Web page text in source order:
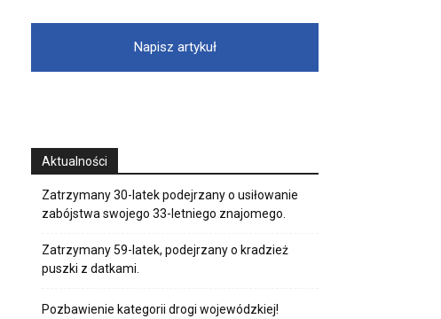
Napisz artykuł
Aktualności
Zatrzymany 30-latek podejrzany o usiłowanie
zabójstwa swojego 33-letniego znajomego.
Zatrzymany 59-latek, podejrzany o kradzież
puszki z datkami.
Pozbawienie kategorii drogi wojewódzkiej!